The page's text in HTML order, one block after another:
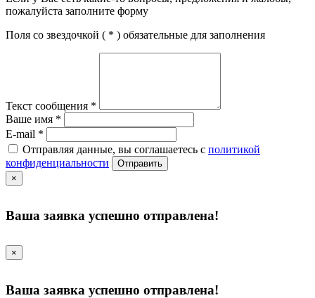
пожалуйста заполните форму
Поля со звездочкой ( * ) обязательные для заполнения
Текст сообщения *
Ваше имя *
E-mail *
Отправляя данные, вы соглашаетесь с политикой
конфиденциальности
Отправить
×
Ваша заявка успешно отправлена!
×
Ваша заявка успешно отправлена!